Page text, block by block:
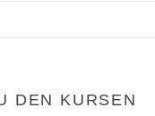
DEN KURSEN